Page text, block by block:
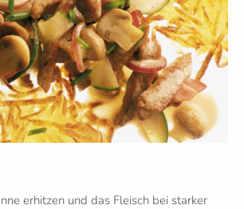
erhitzen und das Fleisch bei starker